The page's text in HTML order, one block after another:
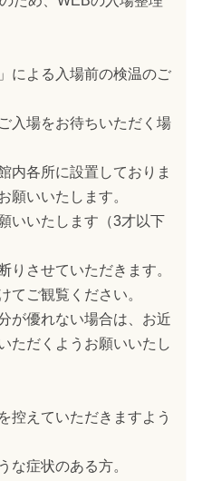
による入場前の検温のご
入場をお待ちいただく場
内各所に設置しておりま
願いいたします。
いいたします（3才以下
りさせていただきます。
てご観覧ください。
が優れない場合は、お近
ただくようお願いいたし
控えていただきますよう
な症状のある方。